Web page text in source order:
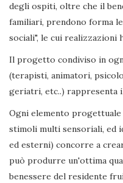
degli ospiti, oltre che il
familiari, prendono forma
sociali", le cui
Il progetto condiviso in
(terapisti, animatori,
geriatri, etc..) rappresenta
Ogni elemento progettuale
stimoli multi sensoriali, ed
ed esterni) concorre a
può produrre un'ottima
benessere del residente